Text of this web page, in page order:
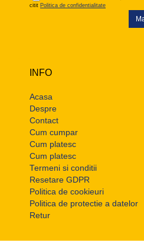
citit Politica de confidentialitate
INFO
Acasa
Despre
Contact
Cum cumpar
Cum platesc
Cum platesc
Termeni si conditii
Resetare GDPR
Politica de cookieuri
Politica de protectie a datelor
Retur